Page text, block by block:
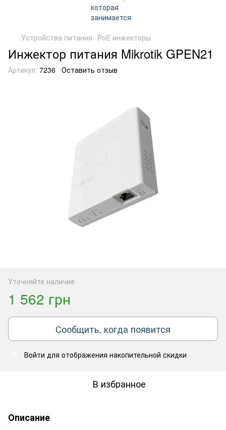
Устройства питания PoE инжекторы
Инжектор питания Mikrotik GPEN21
Артикул: 7236 Оставить отзыв
Уточняйте наличие
1 562 грн
Сообщить, когда появится
Войти для отображения накопительной скидки
В избранное
Описание